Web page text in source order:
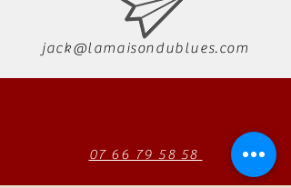
jack@lamaisondublues.com
07 66 79 58 58